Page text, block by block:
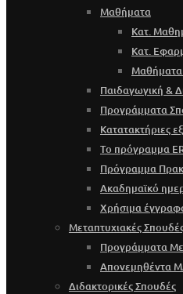
Μαθήματα
Κατ.
Κατ.
Παιδαγωγική &
Προγράμματα
Κατατακτήριες
Το πρόγραμμα
Πρόγραμμα
Ακαδημαϊκό
Χρήσιμα
Μεταπτυχιακές
Προγράμματα
Απονεμηθέντα
Διδακτορικές Σπουδές